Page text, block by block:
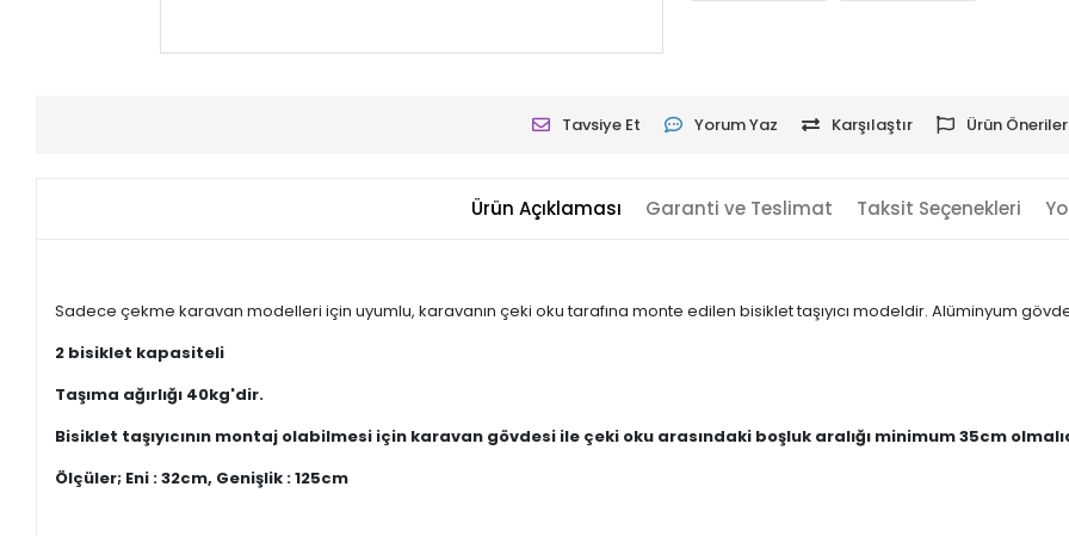
Tavsiye Et Yorum Yaz Karşılaştır Ürün
Ürün Açıklaması Garanti ve Teslimat Taksit Seçenekleri
Sadece çekme karavan modelleri için uyumlu, karavanın çeki oku tarafına monte edilen bisiklet taşıyıcı modeldir. Alüminyum
2 bisiklet kapasiteli
Taşıma ağırlığı 40kg'dir.
Bisiklet taşıyıcının montaj olabilmesi için karavan gövdesi ile çeki oku arasındaki boşluk aralığı minimum 35cm
Ölçüler; Eni : 32cm, Genişlik : 125cm